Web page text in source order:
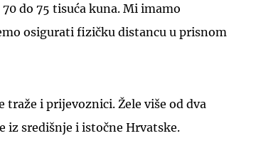
do 75 tisuća kuna. Mi imamo
osigurati fizičku distancu u prisnom
traže i prijevoznici. Žele više od dva
iz središnje i istočne Hrvatske.